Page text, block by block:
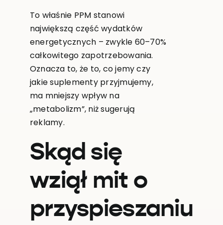
To właśnie PPM stanowi
największą część wydatków
energetycznych – zwykle 60–70%
całkowitego zapotrzebowania.
Oznacza to, że to, co jemy czy
jakie suplementy przyjmujemy,
ma mniejszy wpływ na
„metabolizm”, niż sugerują
reklamy.
Skąd się
wziął mit o
przyspieszaniu